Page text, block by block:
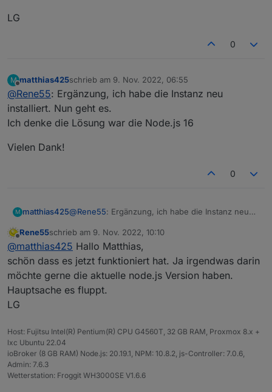
LG
0
M
Offline
matthias425schrieb am 9. Nov. 2022, 06:55
zuletzt editiert von
@Rene55: Ergänzung, ich habe die Instanz neu
installiert. Nun geht es.
Ich denke die Lösung war die Node.js 16
Vielen Dank!
0
M matthias425@Rene55: Ergänzung, ich habe die Instanz neu
Ich denke die Lösung war die Node.js 16
Vielen Dank!
Offline
Rene55schrieb am 9. Nov. 2022, 10:10
zuletzt editiert von
@matthias425 Hallo Matthias,
schön dass es jetzt funktioniert hat. Ja irgendwas darin
möchte gerne die aktuelle node.js Version haben.
Hauptsache es fluppt.
LG
Host: Fujitsu Intel(R) Pentium(R) CPU G4560T, 32 GB RAM, Proxmox 8.x +
lxc Ubuntu 22.04
ioBroker (8 GB RAM) Node.js: 20.19.1, NPM: 10.8.2, js-Controller: 7.0.6,
Admin: 7.6.3
Wetterstation: Froggit WH3000SE V1.6.6